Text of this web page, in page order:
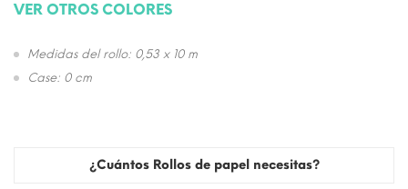
VER OTROS COLORES
Medidas del rollo: 0,53 x 10 m
Case: 0 cm
¿Cuántos Rollos de papel necesitas?